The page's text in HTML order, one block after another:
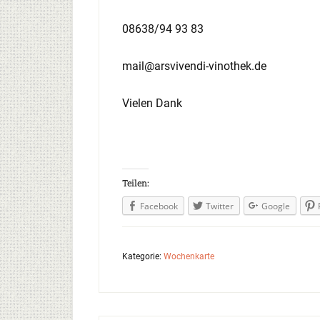
08638/94 93 83
mail@arsvivendi-vinothek.de
Vielen Dank
Teilen:
Facebook Twitter Google
Kategorie: Wochenkarte